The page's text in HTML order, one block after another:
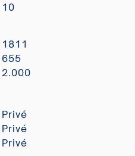
10
1811
655
2.000
Privé
Privé
Privé